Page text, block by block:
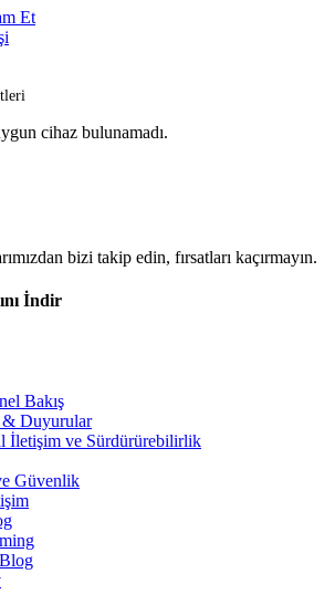
Et
cihaz bulunamadı.
bizi takip edin, fırsatları kaçırmayın.
İndir
Bakış
& Duyurular
İletişim ve Sürdürürebilirlik
Güvenlik